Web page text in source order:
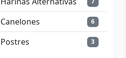
Canelones 6
Postres 3